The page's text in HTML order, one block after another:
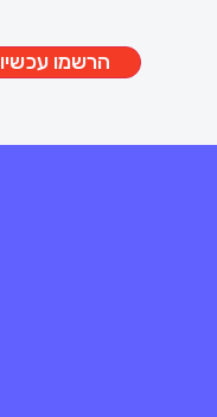
הרשמו עכשיו